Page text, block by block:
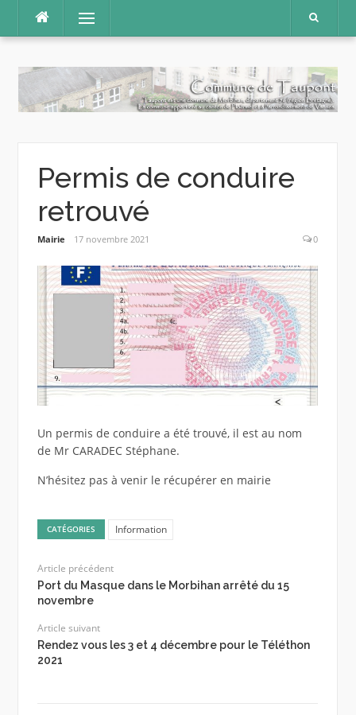
contenu
Menu
Permis de conduire
retrouvé
Mairie 17 novembre 2021 0
Un permis de conduire a été trouvé, il est au nom
de Mr CARADEC Stéphane.
N’hésitez pas à venir le récupérer en mairie
CATÉGORIES Information
Article précédent
Port du Masque dans le Morbihan arrêté du 15
novembre
Article suivant
Rendez vous les 3 et 4 décembre pour le Téléthon
2021